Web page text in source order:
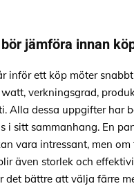
jämföra innan
inför ett köp möter
verkningsgrad,
Alla dessa uppgifter har
i sitt sammanhang. En
vara intressant, men
även storlek och
det bättre att välja färre